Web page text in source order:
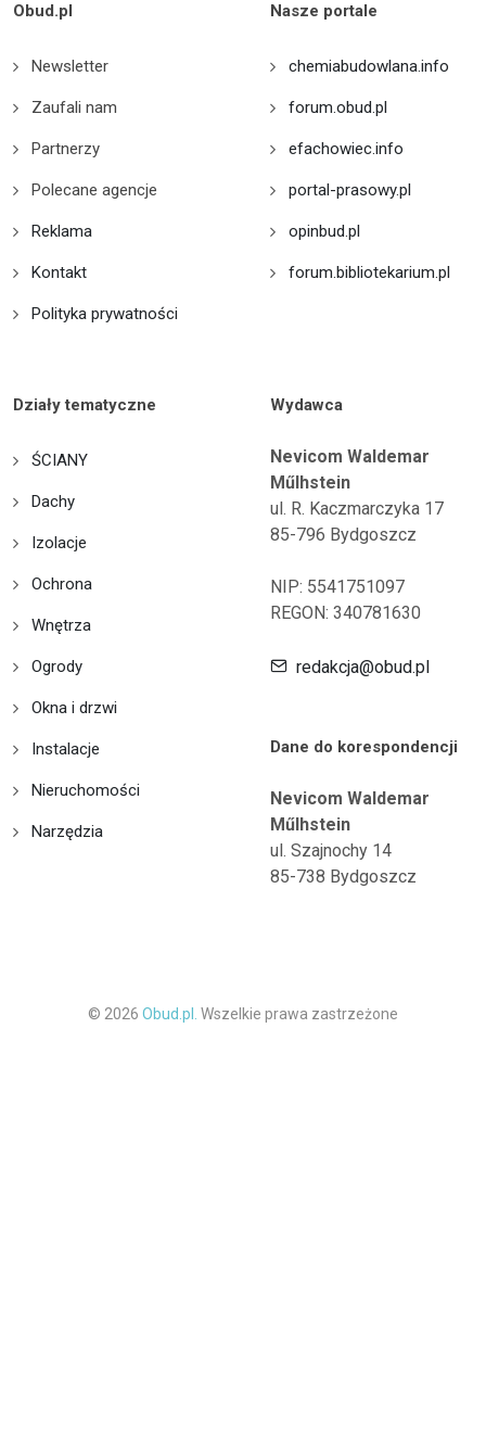
Obud.pl
Newsletter
Zaufali nam
Partnerzy
Polecane agencje
Reklama
Kontakt
Polityka prywatności
Nasze portale
chemiabudowlana.info
forum.obud.pl
efachowiec.info
portal-prasowy.pl
opinbud.pl
forum.bibliotekarium.pl
Działy tematyczne
ŚCIANY
Dachy
Izolacje
Ochrona
Wnętrza
Ogrody
Okna i drzwi
Instalacje
Nieruchomości
Narzędzia
Wydawca
Nevicom Waldemar
Műlhstein
ul. R. Kaczmarczyka 17
85-796 Bydgoszcz
NIP: 5541751097
REGON: 340781630
redakcja@obud.pl
Dane do korespondencji
Nevicom Waldemar
Műlhstein
ul. Szajnochy 14
85-738 Bydgoszcz
© 2026 Obud.pl. Wszelkie prawa zastrzeżone